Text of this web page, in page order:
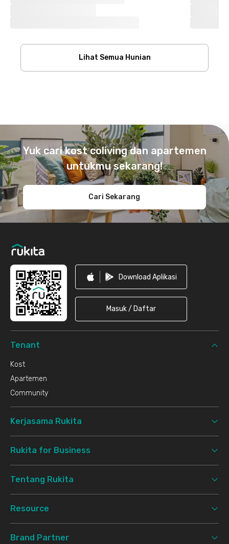
Lihat Semua Hunian
Yuk cari kost coliving dan apartemen
untukmu sekarang!
Cari Sekarang
Download Aplikasi
Masuk / Daftar
Tenant
Kost
Apartemen
Community
Kerjasama Rukita
Rukita for Business
Tentang Rukita
Resource
Brand Partner